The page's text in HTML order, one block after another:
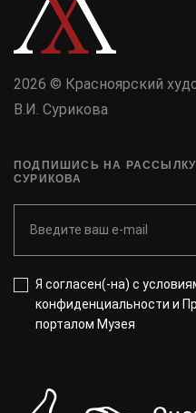
2026 © Красноярский
В.И. Сурикова
ПОДПИШИСЬ НА
СУРИКОВА
Я согласен(-на) с
конфиденциальности и
порталом Музея